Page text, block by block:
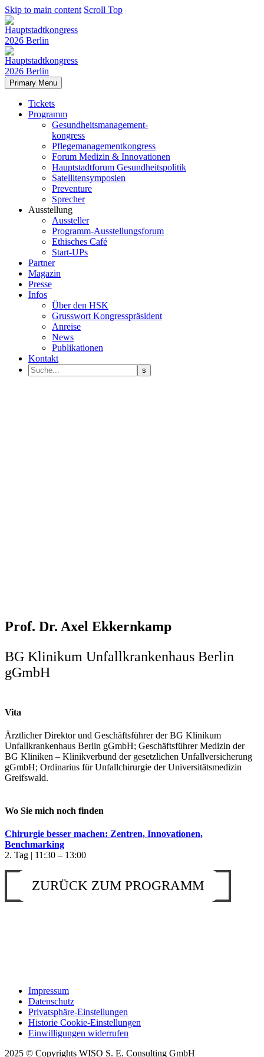
Skip to main content Scroll Top
Primary Menu
Tickets
Programm
Gesundheitsmanagement-
kongress
Pflegemanagementkongress
Forum Medizin & Innovationen
Hauptstadtforum Gesundheitspolitik
Satellitensymposien
Preventure
Sprecher
Ausstellung
Aussteller
Programm-Ausstellungsforum
Ethisches Café
Start-UPs
Partner
Magazin
Presse
Infos
Über den HSK
Grusswort Kongresspräsident
Anreise
News
Publikationen
Kontakt
Prof. Dr. Axel Ekkernkamp
BG Klinikum Unfallkrankenhaus Berlin
gGmbH
Vita
Ärztlicher Direktor und Geschäftsführer der BG Klinikum
Unfallkrankenhaus Berlin gGmbH; Geschäftsführer Medizin der
BG Kliniken – Klinikverbund der gesetzlichen Unfallversicherung
gGmbH; Ordinarius für Unfallchirurgie der Universitätsmedizin
Greifswald.
Wo Sie mich noch finden
Chirurgie besser machen: Zentren, Innovationen,
Benchmarking
2. Tag | 11:30 – 13:00
ZURÜCK ZUM PROGRAMM
Impressum
Datenschutz
Privatsphäre-Einstellungen
Historie Cookie-Einstellungen
Einwilligungen widerrufen
2025 © Copyrights WISO S. E. Consulting GmbH